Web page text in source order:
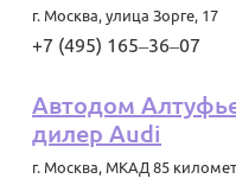
г. Москва, улица Зорге, 17
+7 (495) 165‒36‒07
Автодом
дилер Audi
г. Москва, МКАД 85